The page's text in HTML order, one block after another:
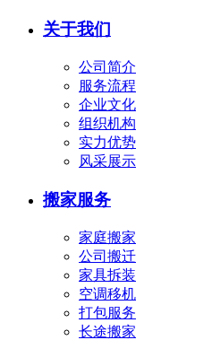
关于我们
公司简介
服务流程
企业文化
组织机构
实力优势
风采展示
搬家服务
家庭搬家
公司搬迁
家具拆装
空调移机
打包服务
长途搬家